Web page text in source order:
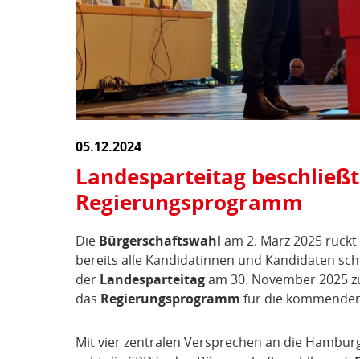
05.12.2024
Landesparteitag beschließt
Regierungsprogramm
Die Bürgerschaftswahl am 2. März 2025
bereits alle Kandidatinnen und Kandidaten
der Landesparteitagam 30. November 2025
das Regierungsprogramm für die
Mit vier zentralen Versprechen an die